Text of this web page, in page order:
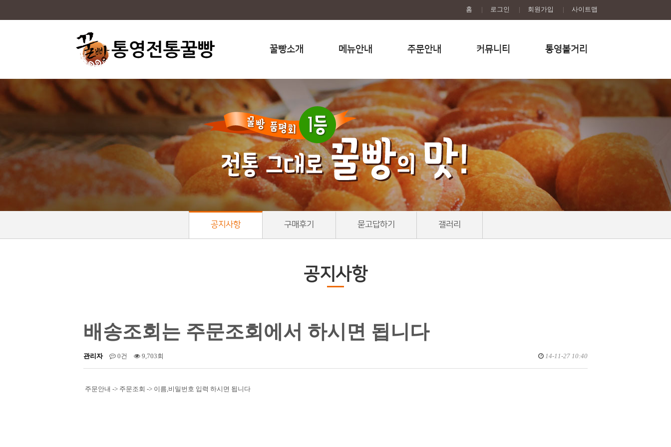
홈 | 로그인 | 회원가입 | 사이트맵
꿀빵소개 메뉴안내 주문안내 커뮤니티 통영볼거리
공지사항 구매후기 묻고답하기 갤러리
공지사항
배송조회는 주문조회에서 하시면 됩니다
관리자 0건 9,703회 14-11-27 10:40
주문안내 -> 주문조회 -> 이름,비밀번호 입력 하시면 됩니다